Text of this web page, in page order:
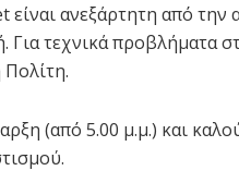
ανεξάρτητη από την
Για τεχνικά προβλήματα
(από 5.00 μ.μ.) και